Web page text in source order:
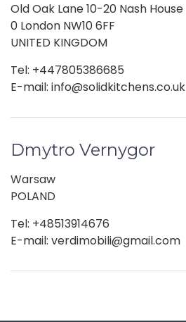
Old Oak Lane 10-20 Nash House
0 London NW10 6FF
UNITED KINGDOM
Tel: +447805386685
E-mail: info@solidkitchens.co.uk
Dmytro Vernygor
Warsaw
POLAND
Tel: +48513914676
E-mail: verdimobili@gmail.com